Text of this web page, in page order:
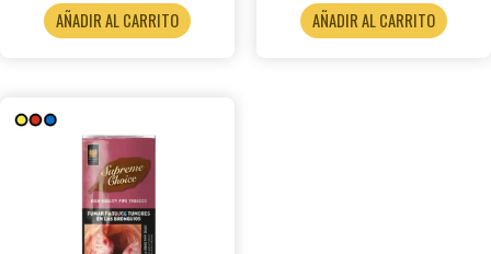
AÑADIR AL CARRITO AÑADIR AL CARRITO